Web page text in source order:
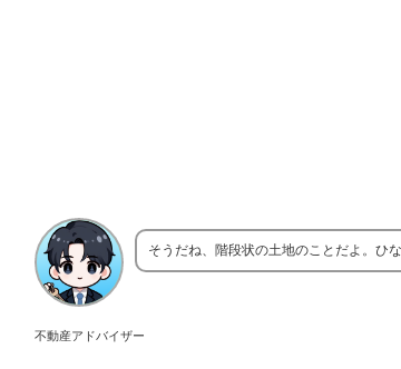
不動産アドバイザー
そうだね、階段状の土地のことだよ。ひ